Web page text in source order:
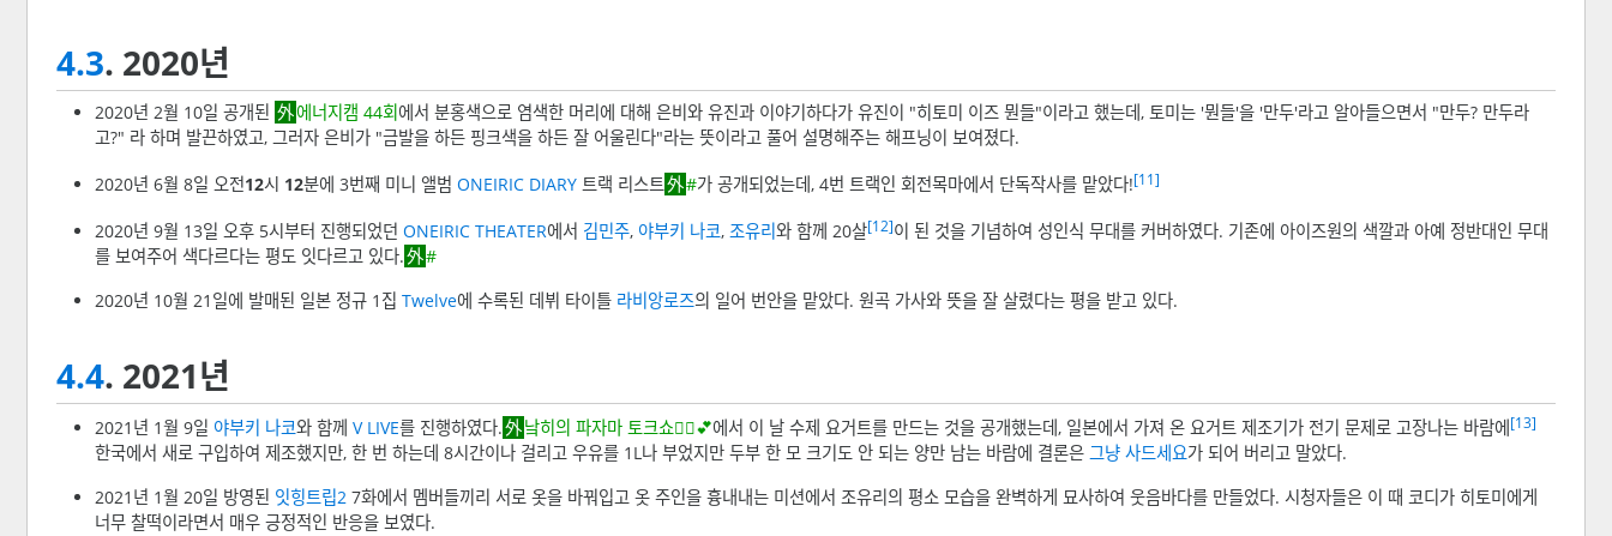
4.3. 2020년
2020년 2월 10일 공개된 에너지캠 44회에서 분홍색으로 염색한 머리에 대해 은비와 유진과 이야기하다가 유진이 "히토미 이즈 뭔들"이라고 했는데, 토미는 '뭔들'을 '만두'라고 알아들으면서 "만두? 만두라
고?" 라 하며 발끈하였고, 그러자 은비가 "금발을 하든 핑크색을 하든 잘 어울린다"라는 뜻이라고 풀어 설명해주는 해프닝이 보여졌다.
2020년 6월 8일 오전12시 12분에 3번째 미니 앨범 ONEIRIC DIARY 트랙 리스트 #가 공개되었는데, 4번 트랙인 회전목마에서 단독작사를 맡았다![11]
2020년 9월 13일 오후 5시부터 진행되었던 ONEIRIC THEATER에서 김민주, 야부키 나코, 조유리와 함께 20살[12]이 된 것을 기념하여 성인식 무대를 커버하였다. 기존에 아이즈원의 색깔과 아예 정반대인 무대
를 보여주어 색다르다는 평도 잇다르고 있다.
#
2020년 10월 21일에 발매된 일본 정규 1집 Twelve에 수록된 데뷔 타이틀 라비앙로즈의 일어 번안을 맡았다. 원곡 가사와 뜻을 잘 살렸다는 평을 받고 있다.
4.4. 2021년
2021년 1월 9일 야부키 나코와 함께 V LIVE를 진행하였다. 낰히의 파자마 토크쇼👯‍♀️💕에서 이 날 수제 요거트를 만드는 것을 공개했는데, 일본에서 가져 온 요거트 제조기가 전기 문제로 고장나는 바람에[13]
한국에서 새로 구입하여 제조했지만, 한 번 하는데 8시간이나 걸리고 우유를 1L나 부었지만 두부 한 모 크기도 안 되는 양만 남는 바람에 결론은 그냥 사드세요가 되어 버리고 말았다.
2021년 1월 20일 방영된 잇힝트립2 7화에서 멤버들끼리 서로 옷을 바꿔입고 옷 주인을 흉내내는 미션에서 조유리의 평소 모습을 완벽하게 묘사하여 웃음바다를 만들었다. 시청자들은 이 때 코디가 히토미에게
너무 찰떡이라면서 매우 긍정적인 반응을 보였다.